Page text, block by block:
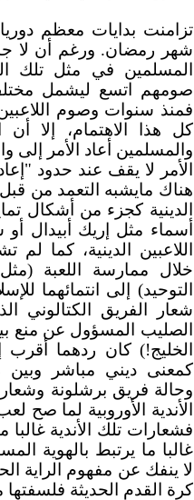
تزامنت بدايات معظم
شهر رمضان. ورغم أن لا
المسلمين في مثل تلك
صومهم اتسع ليشمل
فمنذ سنوات وصوم
كل هذا الاهتمام، إلا أن
والمسلمين أعاد الأمر إلى
الأمر لا يقف عند حدود
هناك مايشبه التعمد من قبل
الدينية كجزء من أشكال
أسماء مثل إريك أبيدال
اللاعبين الدينية، كما لم
خلال ممارسة اللعبة
التوحيد) إلى انتمائهما
شعار الفريق الكتالوني
الصليب المسؤول عن منع
الخليج!) كان ردهما أقرب
كمعنى ديني مباشر وبين
وحالة فريق برشلونة
الأندية الأوروبية لما صح
فشعارات تلك الأندية
غالبا ما يرتبط بالهوية
لا ينفك عن مفهوم الراية
كرة القدم الحديثة فلسفتها